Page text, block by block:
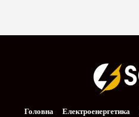
Головна Електроенергетика